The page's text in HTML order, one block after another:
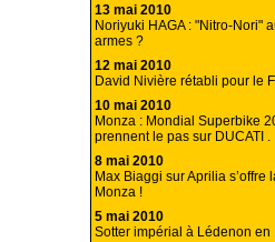
13 mai 2010
Noriyuki HAGA : "Nitro-Nori"
armes ?
12 mai 2010
David Nivière rétabli pour le
10 mai 2010
Monza : Mondial Superbike
prennent le pas sur DUCATI .
8 mai 2010
Max Biaggi sur Aprilia s’offre
Monza !
5 mai 2010
Sotter impérial à Lédenon en